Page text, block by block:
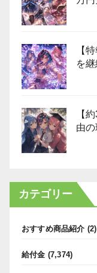
【
を
【
由
カテゴリー
おすすめ商品紹介 (2)
給付金 (7,374)